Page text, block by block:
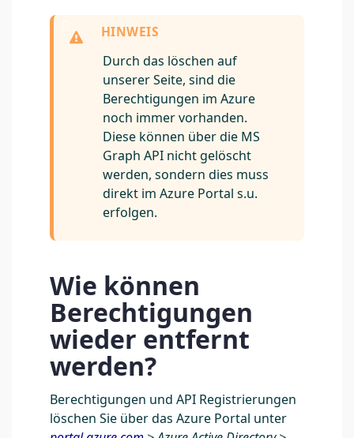
Durch das löschen auf
unserer Seite, sind die
Berechtigungen im Azure
noch immer vorhanden.
Diese können über die MS
Graph API nicht gelöscht
werden, sondern dies muss
direkt im Azure Portal s.u.
erfolgen.
Wie können
Berechtigungen
wieder entfernt
werden?
Berechtigungen und API Registrierungen
löschen Sie über das Azure Portal unter